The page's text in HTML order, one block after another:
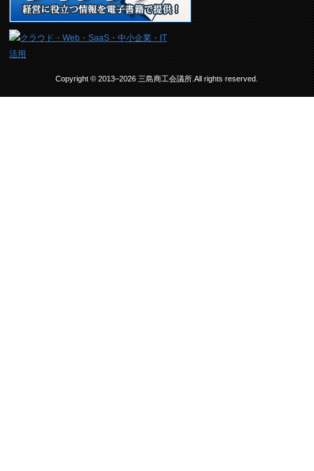
Copyright © 2013–2026 三島商工会議所.All rights reserved.